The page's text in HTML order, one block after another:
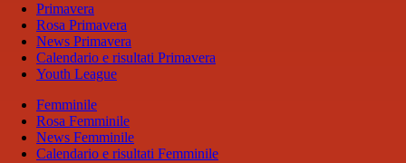
Primavera
Rosa Primavera
News Primavera
Calendario e risultati Primavera
Youth League
Femminile
Rosa Femminile
News Femminile
Calendario e risultati Femminile